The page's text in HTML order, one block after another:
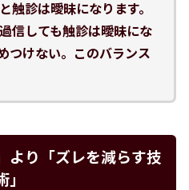
触診は曖昧になります。
信しても触診は曖昧にな
つけない。このバランス
より「ズレを減らす技
」